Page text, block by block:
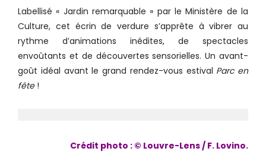
Labellisé « Jardin remarquable » par le Ministère de la
Culture, cet écrin de verdure s’apprête à vibrer au
rythme d’animations inédites, de spectacles
envoûtants et de découvertes sensorielles. Un avant-
goût idéal avant le grand rendez-vous estival Parc en
fête!
Crédit photo : © Louvre-Lens / F. Lovino.